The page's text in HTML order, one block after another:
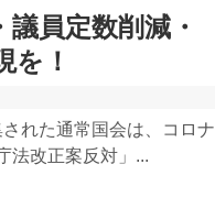
員定数削減・
を！
れた通常国会は、コロナ
法改正案反対」...